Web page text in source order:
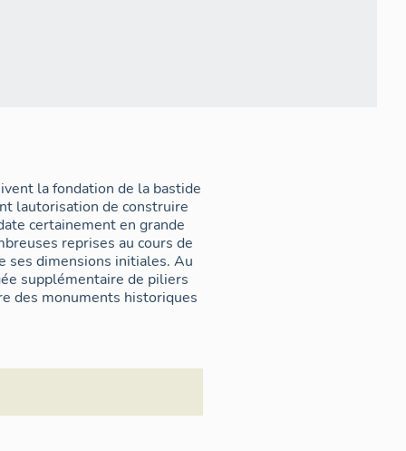
la fondation de la bastide
lautorisation de construire
certainement en grande
reprises au cours de
ses dimensions initiales. Au
supplémentaire de piliers
des monuments historiques